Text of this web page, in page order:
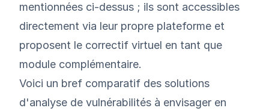
mentionnées ci-dessus ; ils sont accessibles
directement via leur propre plateforme et
proposent le correctif virtuel en tant que
module complémentaire.
Voici un bref comparatif des solutions
d'analyse de vulnérabilités à envisager en